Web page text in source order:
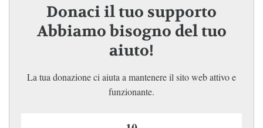
Donaci il tuo supporto
Abbiamo bisogno del tuo
aiuto!
La tua donazione ci aiuta a mantenere il sito web attivo e
funzionante.